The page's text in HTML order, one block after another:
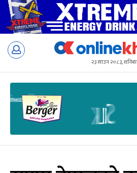
Skip
२३ साउन २०८३,